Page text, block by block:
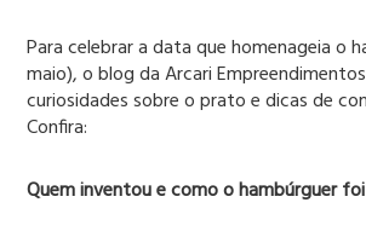
Para celebrar a data que homenageia o
maio), o blog da Arcari
curiosidades sobre o prato e dicas de
Confira:
Quem inventou e como o hambúrguer